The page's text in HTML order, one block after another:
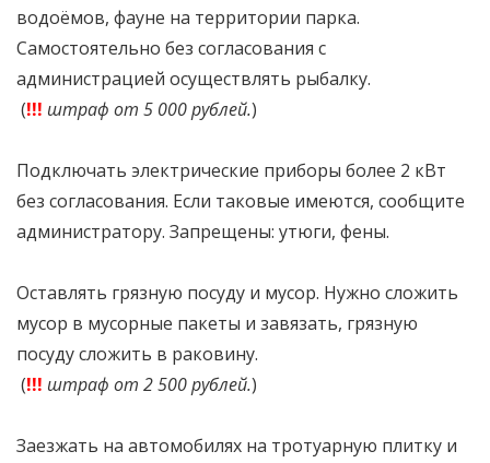
водоёмов, фауне на территории парка.
Самостоятельно без согласования с
администрацией осуществлять рыбалку.
(!!! штраф от 5 000 рублей.)
Подключать электрические приборы более 2 кВт
без согласования. Если таковые имеются, сообщите
администратору. Запрещены: утюги, фены.
Оставлять грязную посуду и мусор. Нужно сложить
мусор в мусорные пакеты и завязать, грязную
посуду сложить в раковину.
(!!! штраф от 2 500 рублей.)
Заезжать на автомобилях на тротуарную плитку и